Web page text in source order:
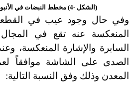
(الشكل -4) مخطط النبضات في الأنبوب الإلكتروني
وفي حال وجود عيب في
المنعكسة عنه تقع في المجال
السابرة والإشارة المنعكسة،
الصدى على الشاشة موافقاً
المعدن وذلك وفق النسبة التالية: